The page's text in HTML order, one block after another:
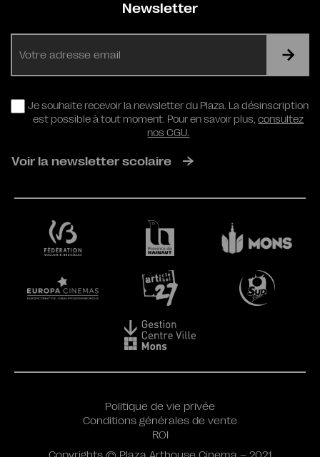
Newsletter
RGPD
Je souhaite recevoir la newsletter du Plaza. La désinscription
est possible à tout moment. Pour en savoir plus,consultez
nos CGU.
Voir la newsletter scolaire
Politique de vie privée
Conditions générales de vente
ROI